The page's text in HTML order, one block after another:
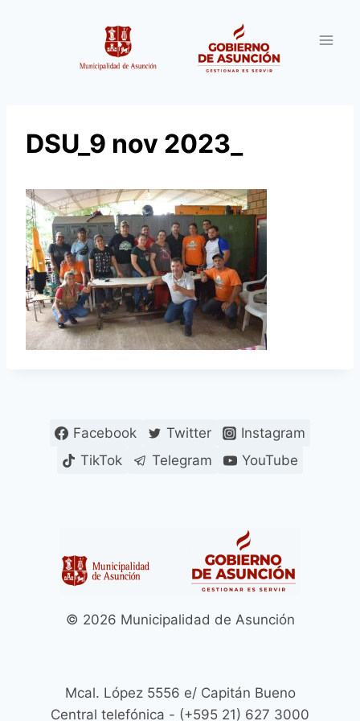
DSU_9 nov 2023_
Facebook Twitter
Instagram
TikTok
Telegram YouTube
© 2026 Municipalidad de Asunción
Mcal. López 5556 e/ Capitán Bueno
Central telefónica - (+595 21) 627 3000